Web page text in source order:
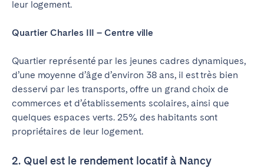
leur logement.
Quartier Charles III – Centre ville
Quartier représenté par les jeunes cadres dynamiques,
d’une moyenne d’âge d’environ 38 ans, il est très bien
desservi par les transports, offre un grand choix de
commerces et d’établissements scolaires, ainsi que
quelques espaces verts. 25% des habitants sont
propriétaires de leur logement.
2. Quel est le rendement locatif à Nancy